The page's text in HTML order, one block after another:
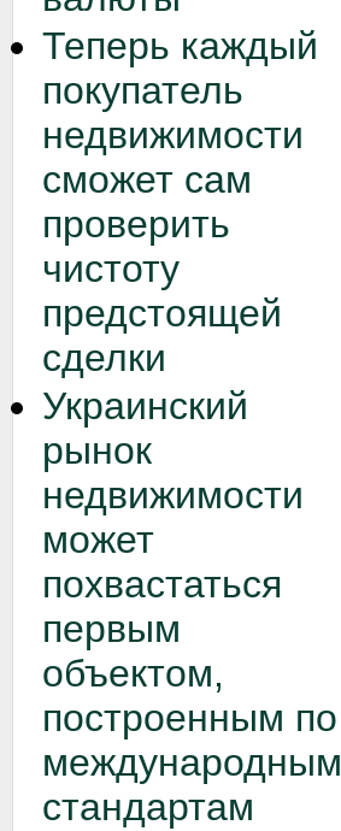
Теперь каждый
покупатель
недвижимости
сможет сам
проверить
чистоту
предстоящей
сделки
Украинский
рынок
недвижимости
может
похвастаться
первым
объектом,
построенным по
международным
стандартам